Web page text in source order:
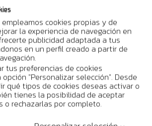
la parte superiorpara facilitar el uso.
de fácil manejo.
gafas de protección y protección auditiva
empleamos cookies propias y de
la experiencia de navegación en
publicidad adaptada a tus
en un perfil creado a partir de
tus preferencias de cookies
"Personalizar selección". Desde
qué tipos de cookies deseas activar o
tienes la posibilidad de aceptar
o rechazarlas por completo.